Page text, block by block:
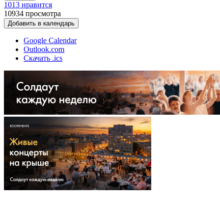
1013 нравится
10934 просмотра
Добавить в календарь
Google Calendar
Outlook.com
Скачать .ics